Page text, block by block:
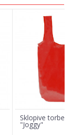
Sklopive torbe
"Joggy"